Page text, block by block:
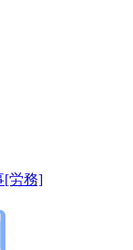
[労務]